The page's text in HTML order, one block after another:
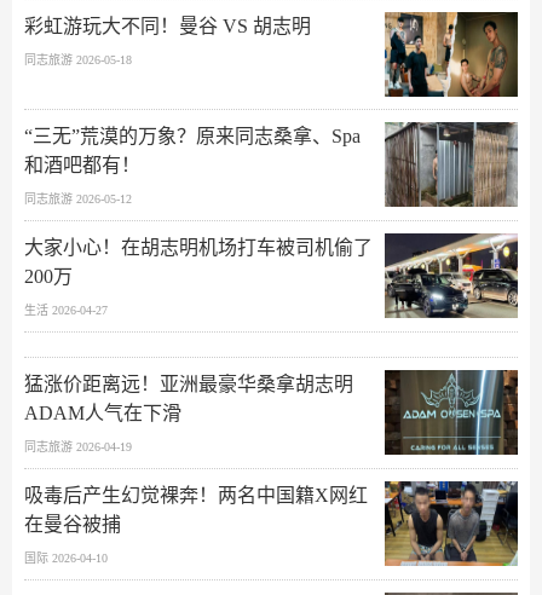
彩虹游玩大不同！曼谷 VS 胡志明
同志旅游 2026-05-18
“三无”荒漠的万象？原来同志桑拿、Spa
和酒吧都有！
同志旅游 2026-05-12
大家小心！在胡志明机场打车被司机偷了
200万
生活 2026-04-27
猛涨价距离远！亚洲最豪华桑拿胡志明
ADAM人气在下滑
同志旅游 2026-04-19
吸毒后产生幻觉裸奔！两名中国籍X网红
在曼谷被捕
国际 2026-04-10